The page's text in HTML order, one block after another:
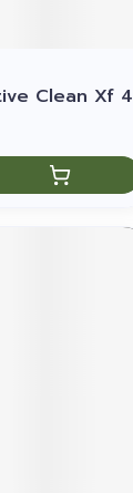
Clean Xf 4